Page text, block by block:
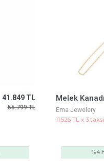
31.387 TL
41.849 TL
Mineli
Cetaş Jewelery
19.617 TL x 3
%4